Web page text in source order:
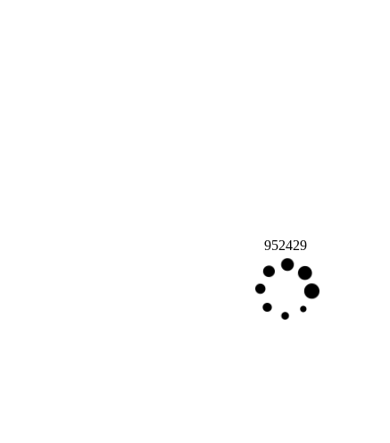
952429